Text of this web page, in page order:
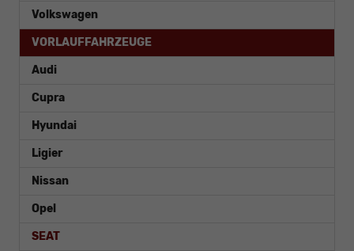
Volkswagen
VORLAUFFAHRZEUGE
Audi
Cupra
Hyundai
Ligier
Nissan
Opel
SEAT